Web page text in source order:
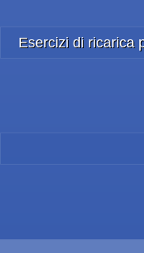
Esercizi di ricarica